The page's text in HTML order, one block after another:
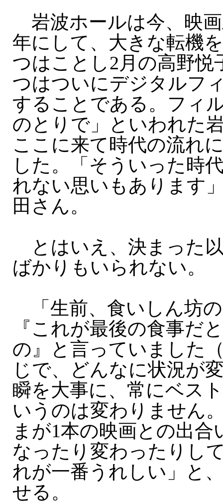
岩波ホールは今、映
年にして、大きな転機
つはことし2月の高野悦
つはついにデジタルフ
することである。フィ
のとりで」といわれた
ここに来て時代の流れ
した。「そういった時
れない思いもあります
田さん。
とはいえ、決まった
ばかりもいられない。
「生前、食いしん坊
『これが最後の食事だ
の』と言っていました
じで、どんなに状況が
瞬を大事に、常にベス
いうのは変わりません
まが1本の映画との出合
なったり変わったりし
れが一番うれしい」と
せる。